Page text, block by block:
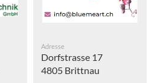
Adresse
Dorfstrasse 17
4805 Brittnau